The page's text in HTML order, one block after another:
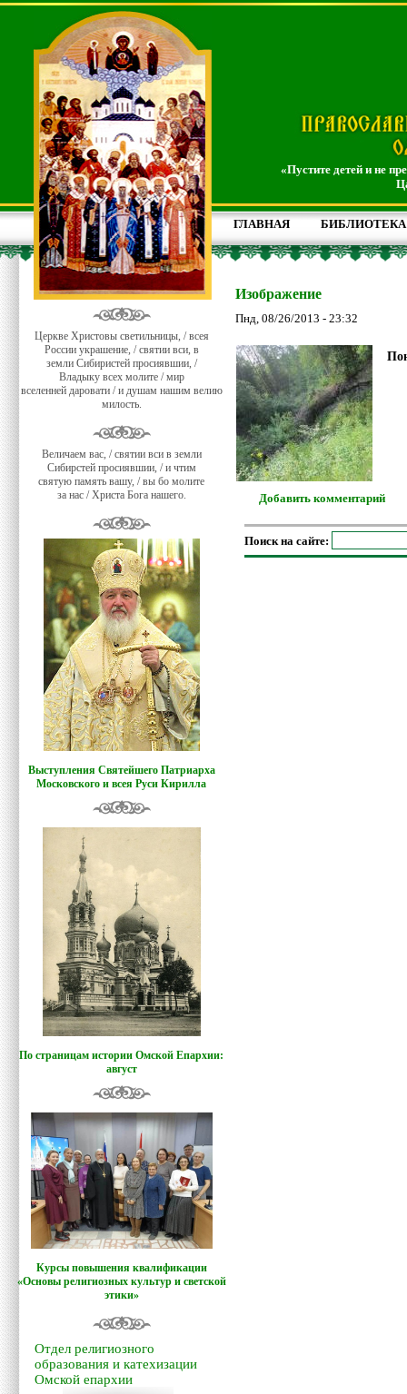
«Пустите детей и не
ГЛАВНАЯ БИБЛИОТЕКА
Церкве Христовы светильницы, / всея
России украшение, / святии вси, в
земли Сибиристей просиявшии, /
Владыку всех молите / мир
вселенней даровати / и душам нашим велию
милость.
Величаем вас, / святии вси в земли
Сибирстей просиявшии, / и чтим
святую память вашу, / вы бо молите
за нас / Христа Бога нашего.
Выступления Святейшего Патриарха
Московского и всея Руси Кирилла
По страницам истории Омской Епархии:
август
Курсы повышения квалификации
«Основы религиозных культур и светской
этики»
Отдел религиозного
образования и катехизации
Омской епархии
Изображение
Пнд, 08/26/2013 - 23:32
Добавить комментарий
Поиск на сайте: